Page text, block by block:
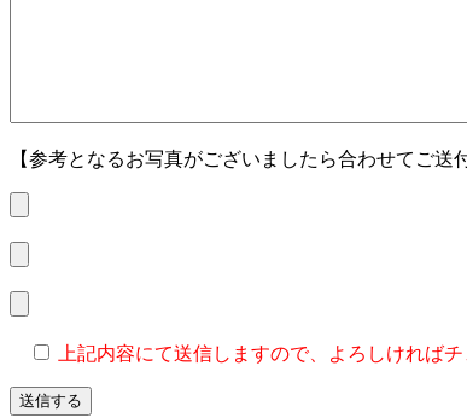
【参考となるお写真がございましたら合わせてご送
上記内容にて送信しますので、よろしければ